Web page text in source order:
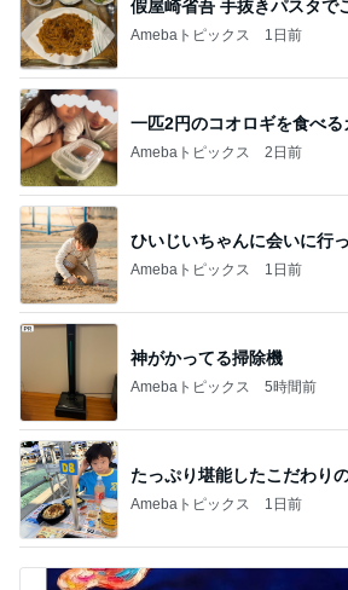
假屋崎省吾 手抜きパスタで
Amebaトピックス 1日前
一匹2円のコオロギを食べる
Amebaトピックス 2日前
ひいじいちゃんに会いに行
Amebaトピックス 1日前
神がかってる掃除機
Amebaトピックス 5時間前
たっぷり堪能したこだわり
Amebaトピックス 1日前